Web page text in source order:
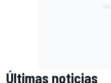
Últimas noticias